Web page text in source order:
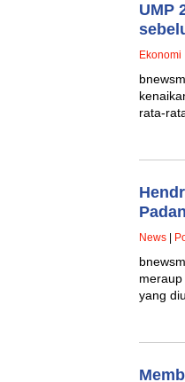
UMP
Ekonomi
rata-
News
yang